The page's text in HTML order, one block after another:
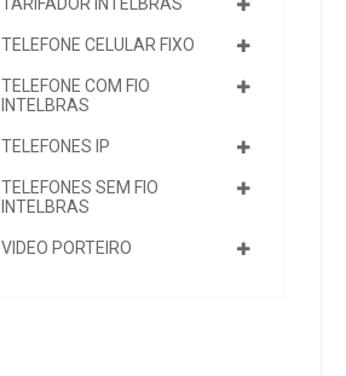
TELEFONE CELULAR FIXO
TELEFONE COM FIO
INTELBRAS
TELEFONES IP
TELEFONES SEM FIO
INTELBRAS
VIDEO PORTEIRO